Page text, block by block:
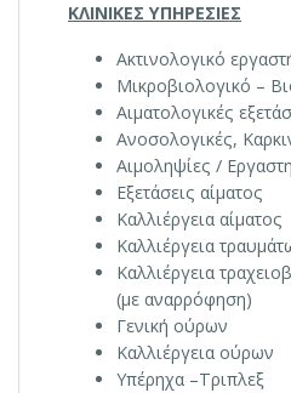
ΚΛΙΝΙΚΕΣ ΥΠΗΡΕΣΙΕΣ
Ακτινολογικό
Μικροβιολογικό –
Αιματολογικές
Ανοσολογικές,
Αιμοληψίες /
Εξετάσεις αίματος
Καλλιέργεια αίματος
Καλλιέργεια
Καλλιέργεια
(με αναρρόφηση)
Γενική ούρων
Καλλιέργεια ούρων
Υπέρηχα –Τριπλεξ